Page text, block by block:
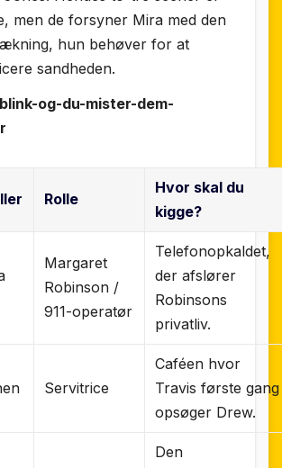
men de forsyner Mira med den
hun behøver for at
sandheden.
og-du-mister-dem-
Rolle
Hvor skal du
kigge?
Margaret
Robinson /
911-operatør
Telefonopkaldet,
der afslører
Robinsons
privatliv.
Servitrice
Caféen hvor
Travis første gang
opsøger Drew.
Den